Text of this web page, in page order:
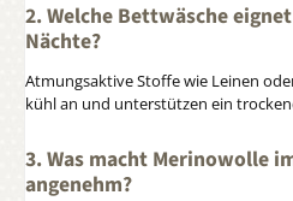
2. Welche Bettwäsche
Nächte?
Atmungsaktive Stoffe wie Leinen
kühl an und unterstützen ein
3. Was macht Merinowolle
angenehm?